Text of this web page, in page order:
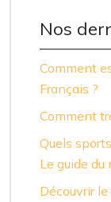
Nos
Comment
Français ?
Comment
Quels
Le guide du
Découvrir